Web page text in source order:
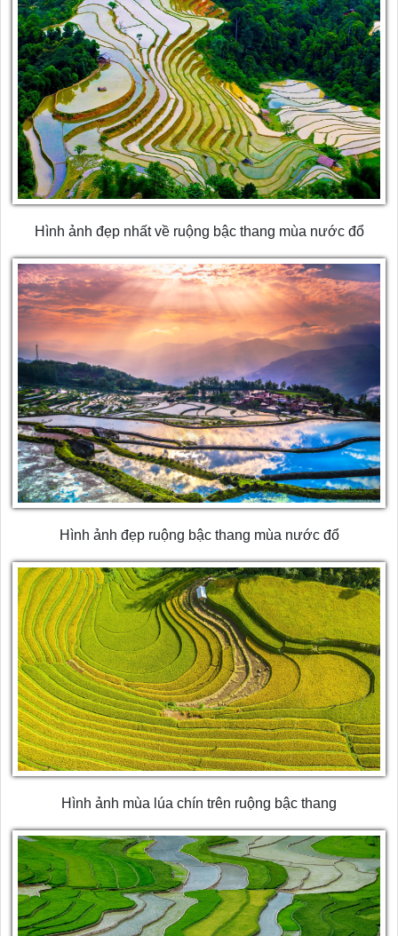
Hình ảnh đẹp nhất về ruộng bậc thang mùa nước đổ
Hình ảnh đẹp ruộng bậc thang mùa nước đổ
Hình ảnh mùa lúa chín trên ruộng bậc thang